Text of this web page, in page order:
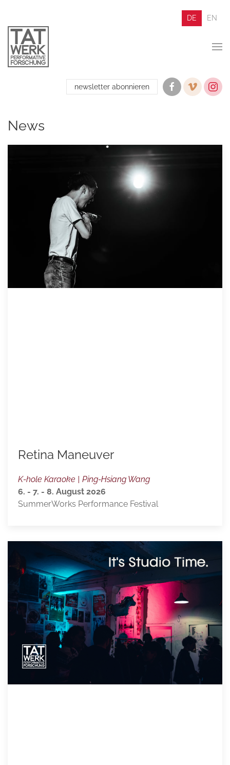
DE EN
newsletter abonnieren
News
Retina Maneuver
K-hole Karaoke | Ping-Hsiang Wang
6. - 7. - 8. August 2026
SummerWorks Performance Festival